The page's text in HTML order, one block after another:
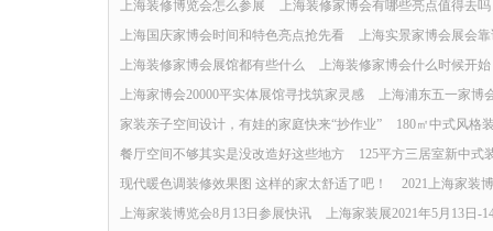
上海装修博览会怎么参展
上海装修家博会有哪些亮点值得去吗
上海国庆家博会时间和特色亮点抢先看
上海实景家博会展会
上海装修家博会展馆都有些什么
上海装修家博会什么时候开
上海家博会20000平实体展馆寻找筑家灵感
上海浦东五一家博
家装亲子空间设计，有娃的家庭快来“抄作业”
180㎡中式风格
餐厅空间不够其实是没改造好这些地方
125平方三居室新中式
现代暖色调装修效果图 这样的家太舒适了吧！
2021上海家装
上海家装博览会8月13日参展快讯
上海家装展2021年5月13日-